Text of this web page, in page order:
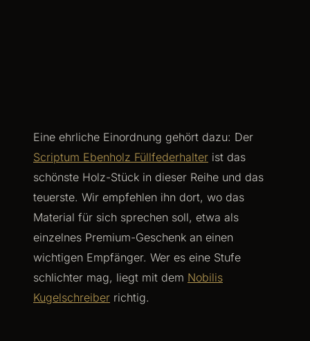
Eine ehrliche Einordnung gehört dazu: Der
Scriptum Ebenholz Füllfederhalter ist das
schönste Holz-Stück in dieser Reihe und das
teuerste. Wir empfehlen ihn dort, wo das
Material für sich sprechen soll, etwa als
einzelnes Premium-Geschenk an einen
wichtigen Empfänger. Wer es eine Stufe
schlichter mag, liegt mit dem Nobilis
Kugelschreiber richtig.